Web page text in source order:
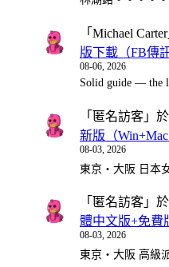
「 Michael Carter
版下載（FB傳
08-06, 2026
Solid guide — the
「 匿名訪客 」
新版（Win+Mac
08-03, 2026
東京・大阪 日本
「 匿名訪客 」
體中文版+免費
08-03, 2026
東京・大阪 高級